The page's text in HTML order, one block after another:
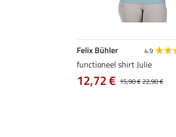
Felix Bühler 4.9
functioneel shirt Julie
15,90 €22,90 €
12,72 €